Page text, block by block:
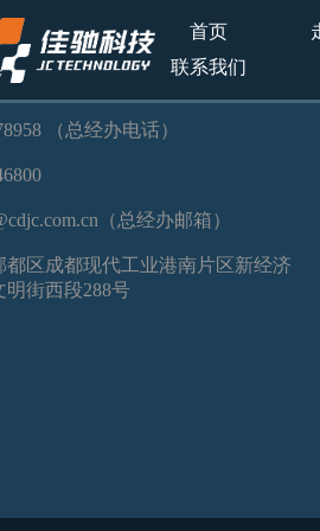
首页
联系我们
（总经办电话）
（总经办邮箱）
都区成都现代工业港南片区新经济
明街西段288号